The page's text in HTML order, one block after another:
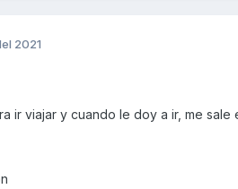
2021
ir viajar y cuando le doy a ir, me sale